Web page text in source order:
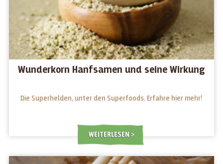
Wunderkorn Hanfsamen und seine Wirkung
Die Superhelden, unter den Superfoods. Erfahre hier mehr!
WEITERLESEN